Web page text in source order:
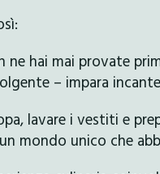
hai mai provate
– impara
lavare i vestiti e
mondo unico che